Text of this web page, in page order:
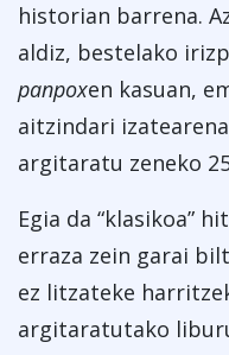
historian barrena.
aldiz, bestelako
panpoxen kasuan,
aitzindari
argitaratu zeneko
Egia da “klasikoa”
erraza zein garai
ez litzateke
argitaratutako